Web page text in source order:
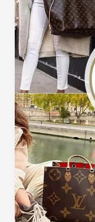
avec
roues
–
Avis
et
guide
d’achat
complet